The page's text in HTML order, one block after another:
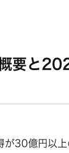
要と
30億円以